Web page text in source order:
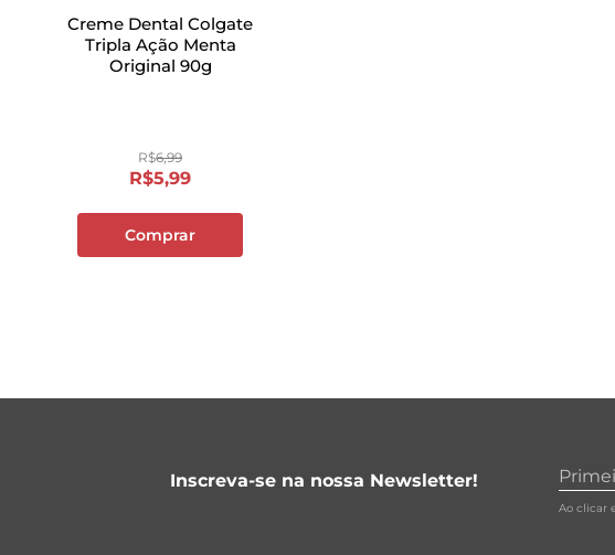
Creme Dental Colgate
Tripla Ação Menta
Original 90g
R$6,99
R$5,99
Comprar
Inscreva-se na nossa Newsletter!
Ao clicar